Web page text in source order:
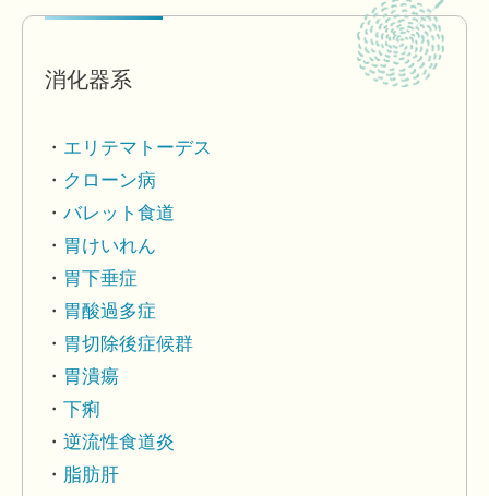
消化器系
エリテマトーデス
クローン病
バレット食道
胃けいれん
胃下垂症
胃酸過多症
胃切除後症候群
胃潰瘍
下痢
逆流性食道炎
脂肪肝